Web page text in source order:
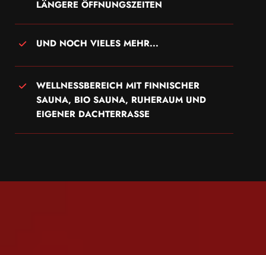
LÄNGERE ÖFFNUNGSZEITEN
UND NOCH VIELES MEHR...
WELLNESSBEREICH MIT FINNISCHER
SAUNA, BIO SAUNA, RUHERAUM UND
EIGENER DACHTERRASSE